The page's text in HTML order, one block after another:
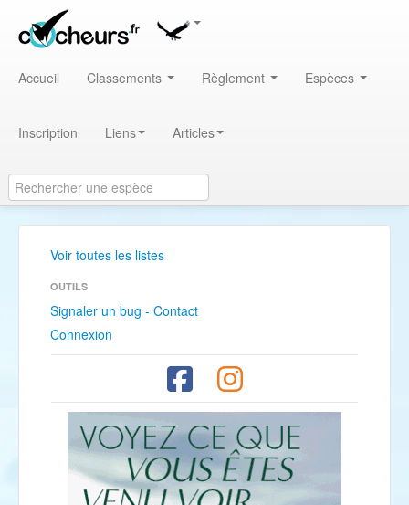
Accueil Classements Règlement Espèces
Inscription Liens Articles
Voir toutes les listes
OUTILS
Signaler un bug - Contact
Connexion